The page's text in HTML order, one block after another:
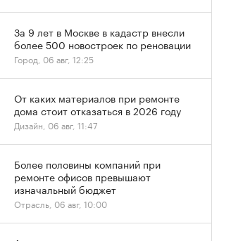
За 9 лет в Москве в кадастр внесли
более 500 новостроек по реновации
Город, 06 авг, 12:25
От каких материалов при ремонте
дома стоит отказаться в 2026 году
Дизайн, 06 авг, 11:47
Более половины компаний при
ремонте офисов превышают
изначальный бюджет
Отрасль, 06 авг, 10:00